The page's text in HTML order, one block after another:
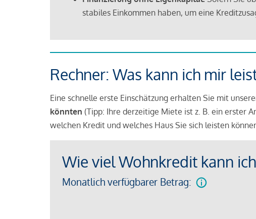
stabiles Einkommen haben, um eine
Rechner: Was kann ich mir
Eine schnelle erste Einschätzung erhalten Sie mit
könnten (Tipp: Ihre derzeitige Miete ist z. B. ein erster
welchen Kredit und welches Haus Sie sich leisten
Wie viel Wohnkredit kann
Monatlich verfügbarer Betrag: